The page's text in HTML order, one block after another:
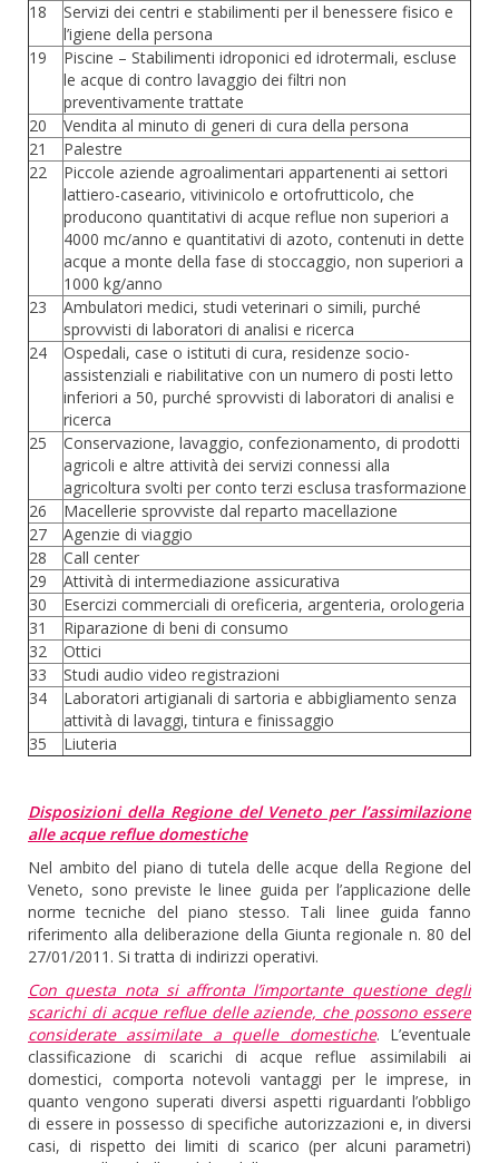
18
Servizi dei centri e stabilimenti per il benessere fisico e
l’igiene della persona
19
Piscine – Stabilimenti idroponici ed idrotermali, escluse
le acque di contro lavaggio dei filtri non
preventivamente trattate
20
Vendita al minuto di generi di cura della persona
21
Palestre
22
Piccole aziende agroalimentari appartenenti ai settori
lattiero-caseario, vitivinicolo e ortofrutticolo, che
producono quantitativi di acque reflue non superiori a
4000 mc/anno e quantitativi di azoto, contenuti in dette
acque a monte della fase di stoccaggio, non superiori a
1000 kg/anno
23
Ambulatori medici, studi veterinari o simili, purché
sprovvisti di laboratori di analisi e ricerca
24
Ospedali, case o istituti di cura, residenze socio-
assistenziali e riabilitative con un numero di posti letto
inferiori a 50, purché sprovvisti di laboratori di analisi e
ricerca
25
Conservazione, lavaggio, confezionamento, di prodotti
agricoli e altre attività dei servizi connessi alla
agricoltura svolti per conto terzi esclusa trasformazione
26
Macellerie sprovviste dal reparto macellazione
27
Agenzie di viaggio
28
Call center
29
Attività di intermediazione assicurativa
30
Esercizi commerciali di oreficeria, argenteria, orologeria
31
Riparazione di beni di consumo
32
Ottici
33
Studi audio video registrazioni
34
Laboratori artigianali di sartoria e abbigliamento senza
attività di lavaggi, tintura e finissaggio
35
Liuteria
Disposizioni della Regione del Veneto per l’assimilazione
alle acque reflue domestiche
Nel ambito del piano di tutela delle acque della Regione del
Veneto, sono previste le linee guida per l’applicazione delle
norme tecniche del piano stesso. Tali linee guida fanno
riferimento alla deliberazione della Giunta regionale n. 80 del
27/01/2011. Si tratta di indirizzi operativi.
Con questa nota si affronta l’importante questione degli
scarichi di acque reflue delle aziende, che possono essere
considerate assimilate a quelle domestiche. L’eventuale
classificazione di scarichi di acque reflue assimilabili ai
domestici, comporta notevoli vantaggi per le imprese, in
quanto vengono superati diversi aspetti riguardanti l’obbligo
di essere in possesso di specifiche autorizzazioni e, in diversi
casi, di rispetto dei limiti di scarico (per alcuni parametri)